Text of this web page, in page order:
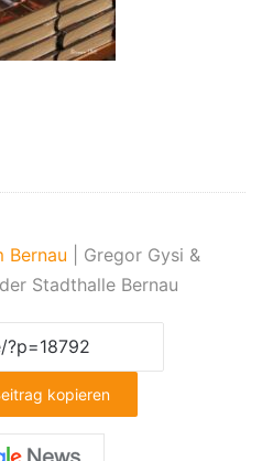
Bernau
Gregor Gysi &
Stadthalle Bernau
kopieren